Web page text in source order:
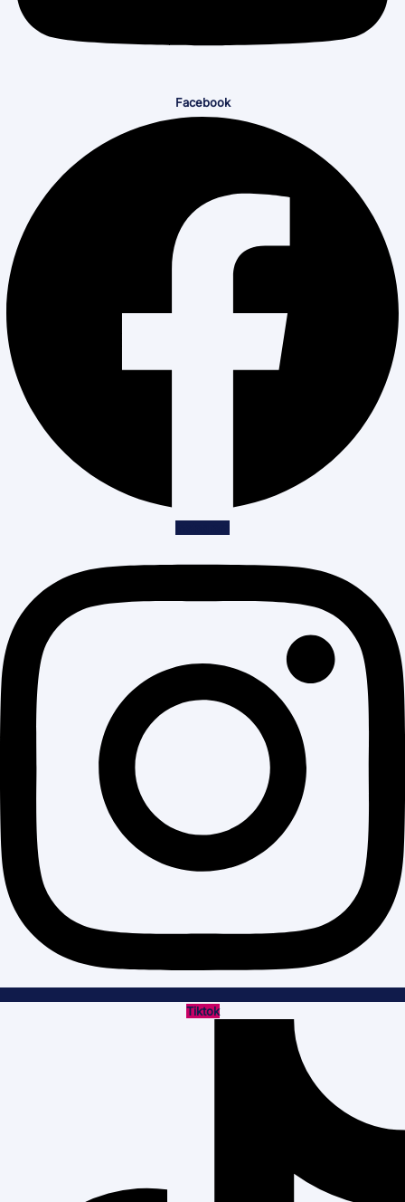
Facebook
Tiktok